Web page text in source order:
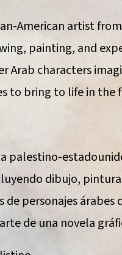
American artist
painting, and
Arab characters
to bring to life in the
palestino-
dibujo,
personajes
de una novela